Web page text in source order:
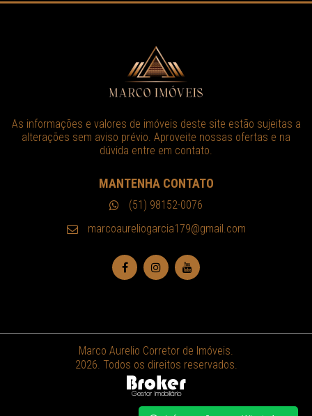
As informações e valores de imóveis deste site estão sujeitas a
alterações sem aviso prévio. Aproveite nossas ofertas e na
dúvida entre em contato.
MANTENHA CONTATO
(51) 98152-0076
marcoaureliogarcia179@gmail.com
Marco Aurelio Corretor de Imóveis.
2026. Todos os direitos reservados.